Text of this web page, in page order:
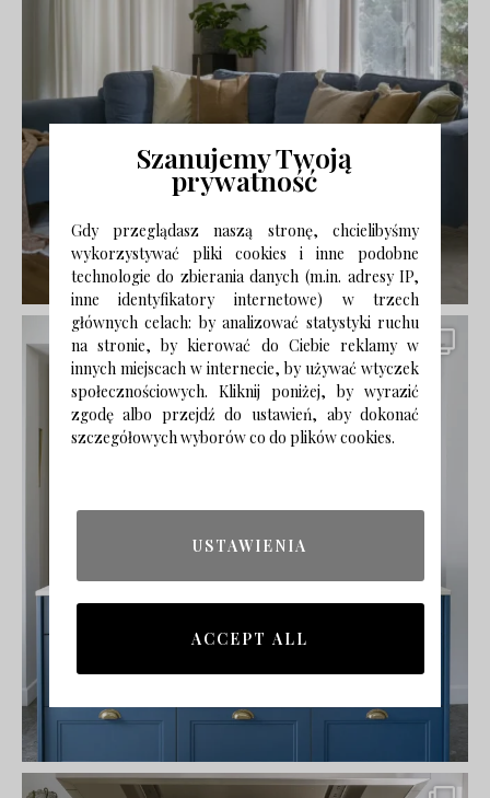
Szanujemy Twoją
prywatność
Gdy przeglądasz naszą stronę, chcielibyśmy
wykorzystywać pliki cookies i inne podobne
technologie do zbierania danych (m.in. adresy IP,
inne identyfikatory internetowe) w trzech
głównych celach: by analizować statystyki ruchu
na stronie, by kierować do Ciebie reklamy w
innych miejscach w internecie, by używać wtyczek
społecznościowych. Kliknij poniżej, by wyrazić
zgodę albo przejdź do ustawień, aby dokonać
szczegółowych wyborów co do plików cookies.
USTAWIENIA
ACCEPT ALL